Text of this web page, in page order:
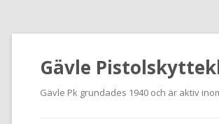
Gävle
Gävle Pk grundades 1940 och är aktiv